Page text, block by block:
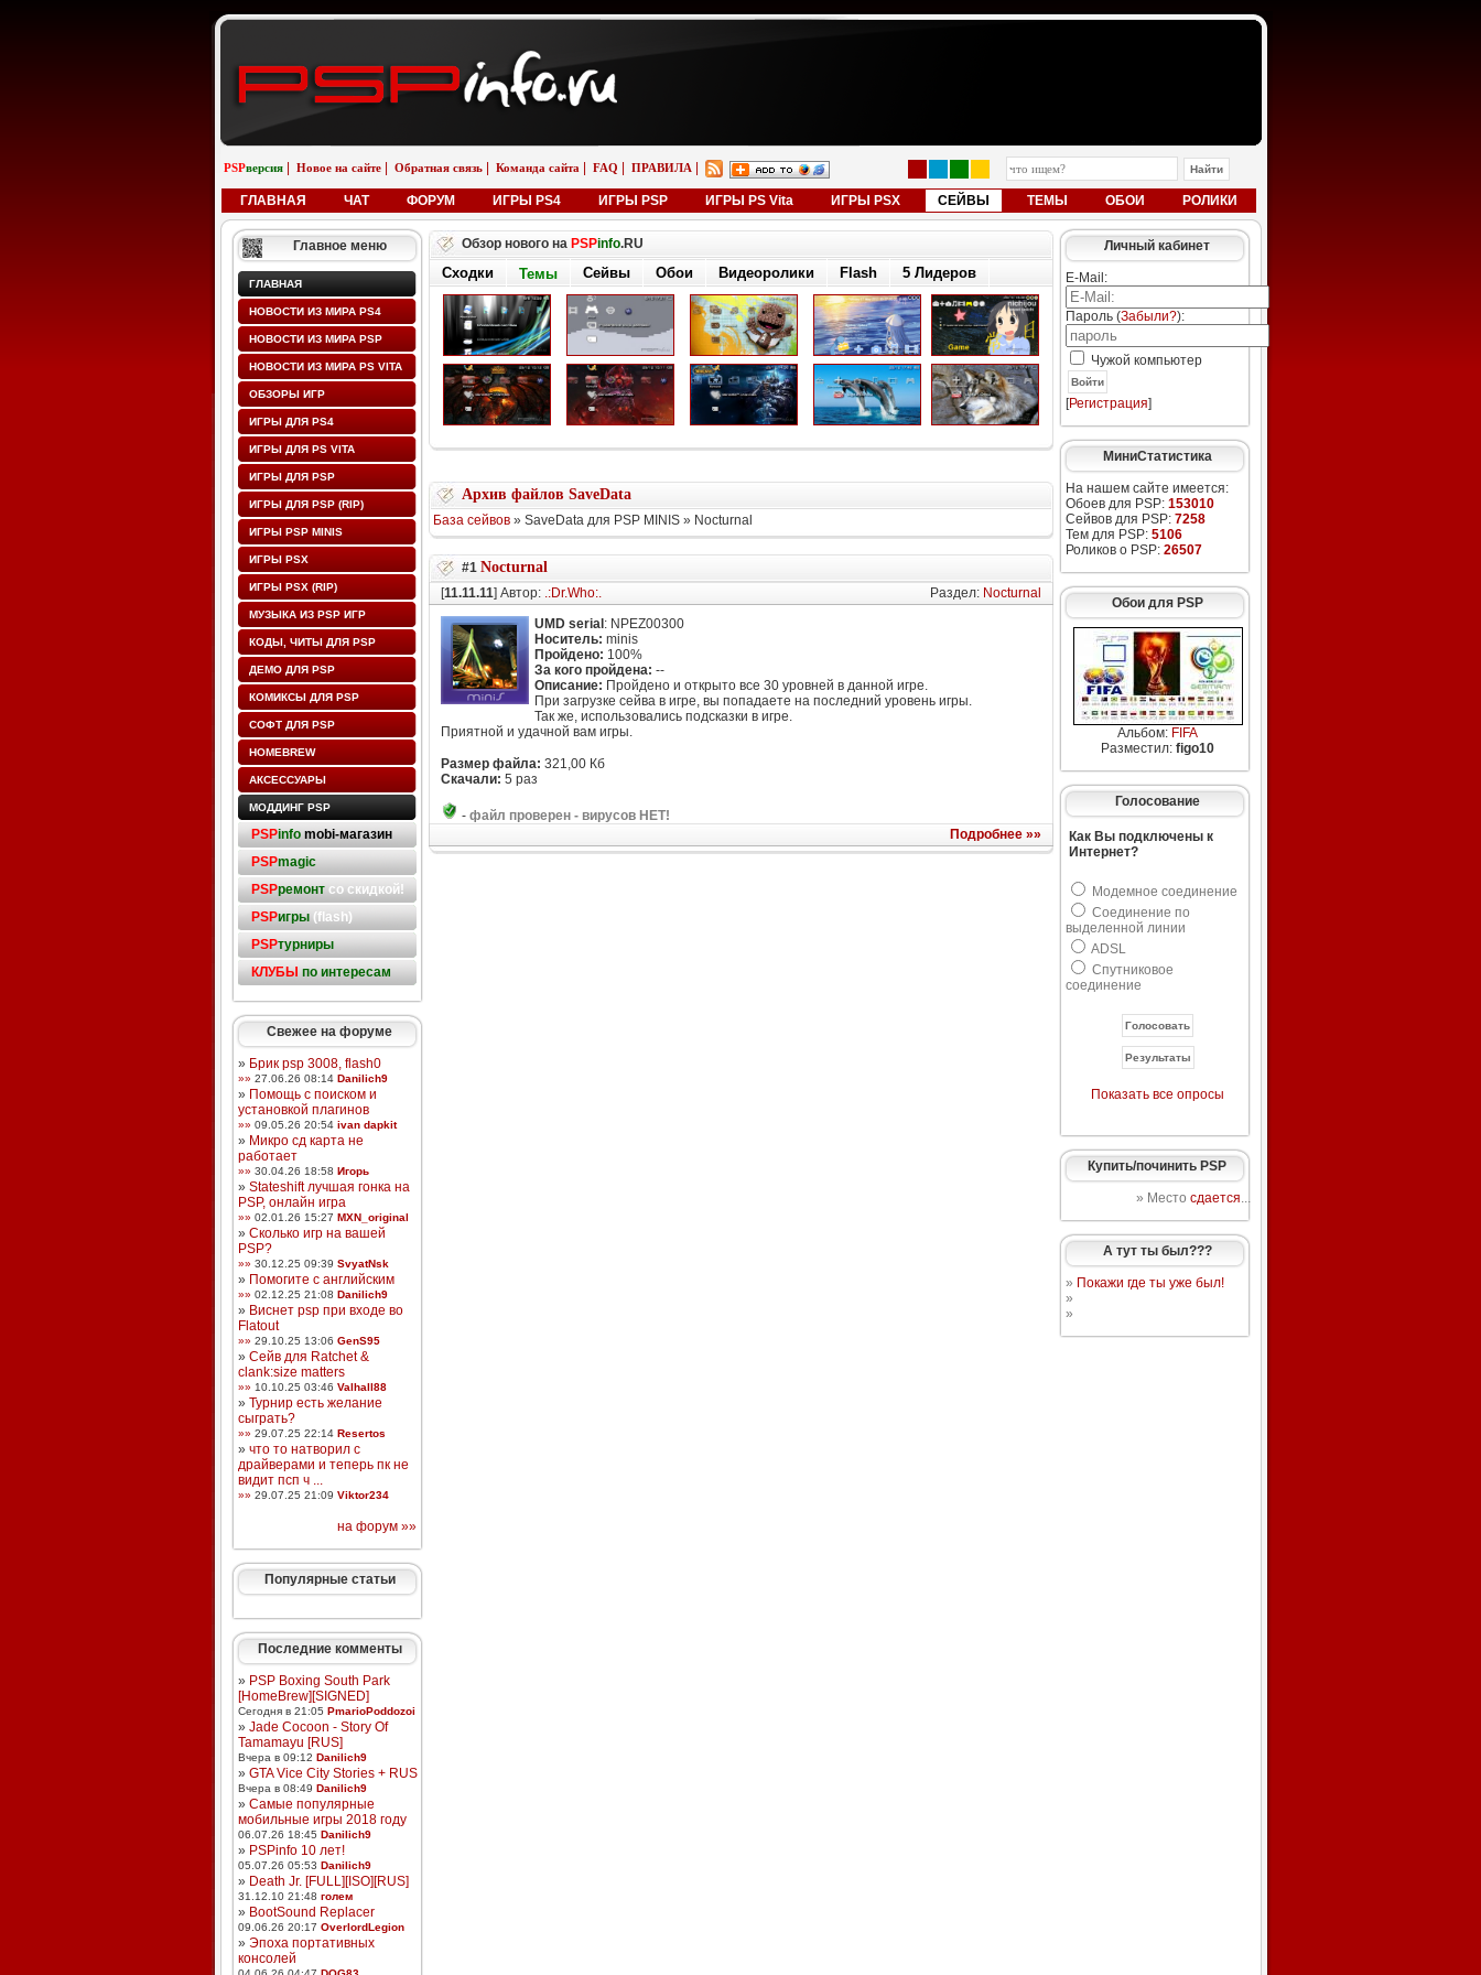
PSPверсия Новое на сайте Обратная связь Команда сайта FAQ ПРАВИЛА
ГЛАВНАЯ ЧАТ ФОРУМ ИГРЫ PS4 ИГРЫ PSP ИГРЫ PS Vita ИГРЫ PSX СЕЙВЫ ТЕМЫ ОБОИ РОЛИКИ
Главное меню
ГЛАВНАЯ
НОВОСТИ ИЗ МИРА PS4
НОВОСТИ ИЗ МИРА PSP
НОВОСТИ ИЗ МИРА PS VITA
ОБЗОРЫ ИГР
ИГРЫ ДЛЯ PS4
ИГРЫ ДЛЯ PS VITA
ИГРЫ ДЛЯ PSP
ИГРЫ ДЛЯ PSP (RIP)
ИГРЫ PSP MINIS
ИГРЫ PSX
ИГРЫ PSX (RIP)
МУЗЫКА ИЗ PSP ИГР
КОДЫ, ЧИТЫ ДЛЯ PSP
ДЕМО ДЛЯ PSP
КОМИКСЫ ДЛЯ PSP
СОФТ ДЛЯ PSP
HOMEBREW
АКСЕССУАРЫ
МОДДИНГ PSP
PSPinfo mobi-магазин
PSPmagic
PSPремонтсо скидкой!
PSPигры(flash)
PSPтурниры
КЛУБЫ по интересам
Свежее на форуме
» Брик psp 3008, flash0
»» 27.06.26 08:14 Danilich9
» Помощь с поиском и
установкой плагинов
»» 09.05.26 20:54 ivan dapkit
» Микро сд карта не
работает
»» 30.04.26 18:58 Игорь
» Stateshift лучшая гонка на
PSP, онлайн игра
»» 02.01.26 15:27 MXN_original
» Сколько игр на вашей
PSP?
»» 30.12.25 09:39 SvyatNsk
» Помогите с английским
»» 02.12.25 21:08 Danilich9
» Виснет psp при входе во
Flatout
»» 29.10.25 13:06 GenS95
» Сейв для Ratchet &
clank:size matters
»» 10.10.25 03:46 Valhall88
» Турнир есть желание
сыграть?
»» 29.07.25 22:14 Resertos
» что то натворил с
драйверами и теперь пк не
видит псп ч ...
»» 29.07.25 21:09 Viktor234
на форум »»
Популярные статьи
Последние комменты
» PSP Boxing South Park
[HomeBrew][SIGNED]
Сегодня в 21:05 PmarioPoddozoi
» Jade Cocoon - Story Of
Tamamayu [RUS]
Вчера в 09:12 Danilich9
» GTA Vice City Stories + RUS
Вчера в 08:49 Danilich9
» Самые популярные
мобильные игры 2018 году
06.07.26 18:45 Danilich9
» PSPinfo 10 лет!
05.07.26 05:53 Danilich9
» Death Jr. [FULL][ISO][RUS]
31.12.10 21:48 голем
» BootSound Replacer
09.06.26 20:17 OverlordLegion
» Эпоха портативных
консолей
Обзор нового на PSPinfo.RU
Сходки Темы Сейвы Обои Видеоролики Flash 5 Лидеров
Архив файлов SaveData
База сейвов» SaveData для PSP MINIS » Nocturnal
#1 Nocturnal
[11.11.11] Автор: .:Dr.Who:. Раздел: Nocturnal
UMD serial : NPEZ00300
Носитель: minis
Пройдено: 100%
За кого пройдена: --
Описание: Пройдено и открыто все 30 уровней в данной игре.
При загрузке сейва в игре, вы попадаете на последний уровень игры.
Так же, использовались подсказки в игре.
Приятной и удачной вам игры.
Размер файла: 321,00 Кб
Скачали: 5 раз
- файл проверен - вирусов НЕТ!
Подробнее »»
Личный кабинет
E-Mail:
Пароль (Забыли?):
Чужой компьютер
Войти
[Регистрация]
МиниСтатистика
На нашем сайте имеется:
Обоев для PSP: 153010
Сейвов для PSP: 7258
Тем для PSP: 5106
Роликов о PSP: 26507
Обои для PSP
Альбом: FIFA
Разместил: figo10
Голосование
Как Вы подключены к
Интернет?
Модемное соединение
Соединение по
выделенной линии
ADSL
Спутниковое
соединение
Показать все опросы
Купить/починить PSP
» Место сдается...
А тут ты был???
» Покажи где ты уже был!
»
»